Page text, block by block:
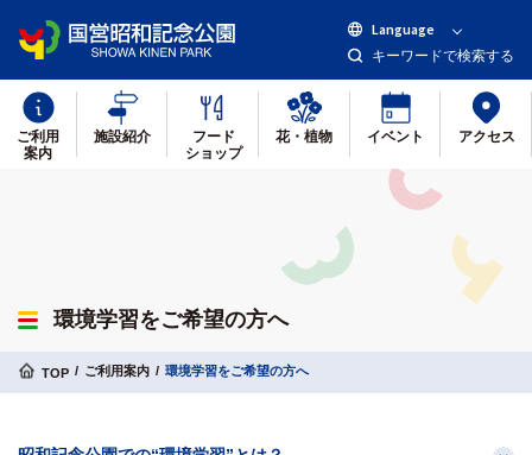
Language
キーワードで検索する
ご利用
案内
施設紹介
フード
ショップ
花・植物 イベント アクセス
環境学習をご希望の方へ
TOP ご利用案内 環境学習をご希望の方へ